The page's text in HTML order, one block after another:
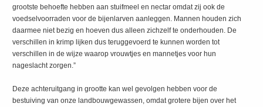
grootste behoefte hebben aan stuifmeel en nectar omdat zij ook de
voedselvoorraden voor de bijenlarven aanleggen. Mannen houden zich
daarmee niet bezig en hoeven dus alleen zichzelf te onderhouden. De
verschillen in krimp lijken dus teruggevoerd te kunnen worden tot
verschillen in de wijze waarop vrouwtjes en mannetjes voor hun
nageslacht zorgen.”
Deze achteruitgang in grootte kan wel gevolgen hebben voor de
bestuiving van onze landbouwgewassen, omdat grotere bijen over het